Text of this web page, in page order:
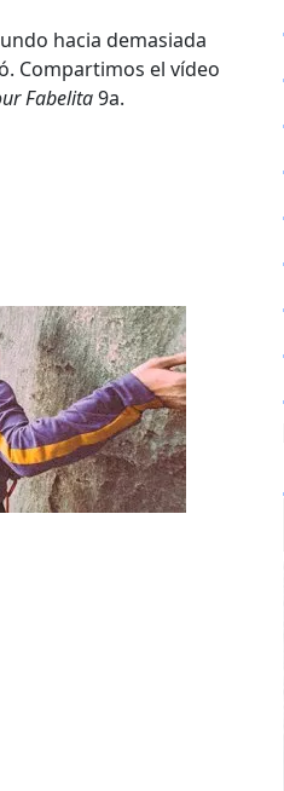
hacia demasiada
Compartimos el vídeo
Fabelita9a.